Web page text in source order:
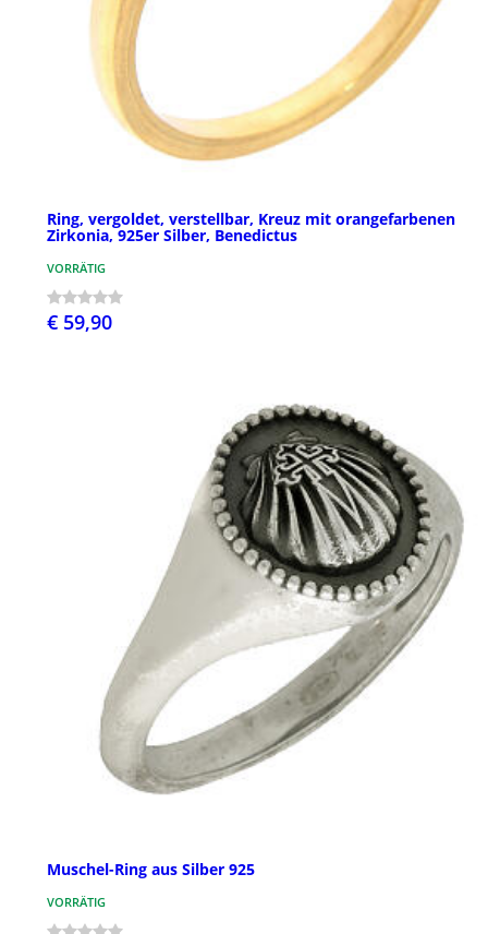
Ring, vergoldet, verstellbar, Kreuz mit orangefarbenen
Zirkonia, 925er Silber, Benedictus
VORRÄTIG
€ 59,90
Muschel-Ring aus Silber 925
VORRÄTIG